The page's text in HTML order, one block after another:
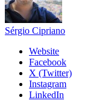
Sérgio Cipriano
Website
Facebook
X (Twitter)
Instagram
LinkedIn